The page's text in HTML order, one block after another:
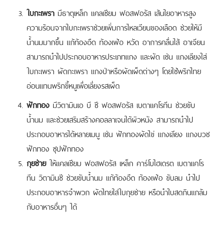
ใบกะเพรามีธาตุเหล็ก แคลเซียม ฟอสฟอรัส เส้นใยอาหารสูง
ความร้อนจากใบกะเพราช่วยเพิ่มการไหลเวียนของเลือด ช่วยให้มี
น้ำนมมากขึ้น แก้ท้องอืด ท้องเฟ้อ หวัด อาการคลื่นไส้ อาเจียน
สามารถนำไปประกอบอาหารประเภทแกง และผัด เช่น แกงเลียงใส่
ใบกะเพรา ผัดกะเพรา แกงป่าหรือผัดเผ็ดต่างๆ โดยใช้พริกไทย
อ่อนแทนพริกขี้หนูเพื่อเลี่ยงรสเผ็ด
ฟักทอง มีวิตามินเอ บี ซี ฟอสฟอรัส เบตาแคโรทีน ช่วยขับ
น้ำนม และช่วยเสริมสร้างคอลลาเจนใต้ผิวหนัง สามารถนำไป
ประกอบอาหารได้หลายเมนู เช่น ฟักทองผัดไข่ แกงเลียง แกงบวช
ฟักทอง ซุปฟักทอง
กุยช่ายให้แคลเซียม ฟอสฟอรัส เหล็ก คาร์โบไฮเดรต เบตาแคโร
ทีน วิตามินซี ช่วยขับน้ำนม แก้ท้องอืด ท้องเฟ้อ ขับลม นำไป
ประกอบอาหารจำพวก ผัดไทยใส่ใบกุยช่าย หรือนำใบสดกินแกล้ม
กับอาหารอื่นๆ ได้